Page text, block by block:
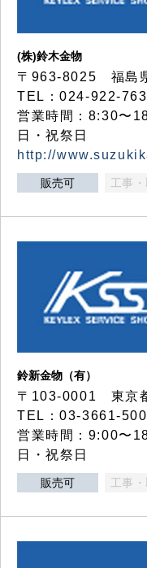
(株)鈴木金物
〒963-8025 福島
TEL：024-922-
営業時間：8:30〜
日・祝祭日
http://
販売可 工事
鈴新金物（有）
〒103-0001 東京
TEL：03-3661-
営業時間：9:00〜
日・祝祭日
販売可 工事